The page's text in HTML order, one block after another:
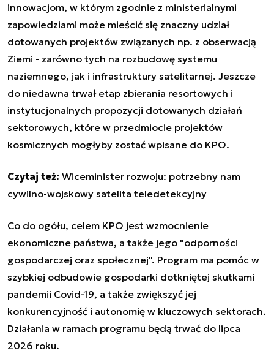
innowacjom, w którym zgodnie z ministerialnymi
zapowiedziami może mieścić się znaczny udział
dotowanych projektów związanych np. z obserwacją
Ziemi - zarówno tych na rozbudowę systemu
naziemnego, jak i infrastruktury satelitarnej. Jeszcze
do niedawna trwał etap zbierania resortowych i
instytucjonalnych propozycji dotowanych działań
sektorowych, które w przedmiocie projektów
kosmicznych mogłyby zostać wpisane do KPO.
Czytaj też: Wiceminister rozwoju: potrzebny nam
cywilno-wojskowy satelita teledetekcyjny
Co do ogółu, celem KPO jest wzmocnienie
ekonomiczne państwa, a także jego "odporności
gospodarczej oraz społecznej". Program ma pomóc w
szybkiej odbudowie gospodarki dotkniętej skutkami
pandemii Covid-19, a także zwiększyć jej
konkurencyjność i autonomię w kluczowych sektorach.
Działania w ramach programu będą trwać do lipca
2026 roku.